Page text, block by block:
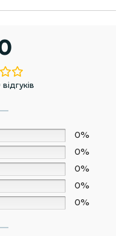
0%
0%
0%
0%
0%